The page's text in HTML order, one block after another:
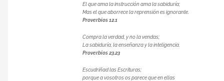
El que ama la instrucción ama la sabiduría;
Mas el que aborrece la reprensión es ignorante.
Proverbios 12.1
Compra la verdad, y no la vendas;
La sabiduría, la enseñanza y la inteligencia.
Proverbios 23.23
Escudriñad las Escrituras;
porque a vosotros os parece que en ellas